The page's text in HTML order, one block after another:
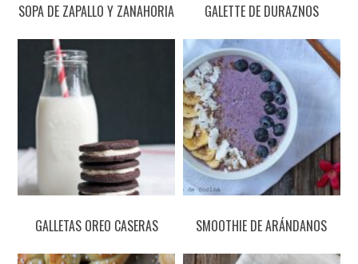
SOPA DE ZAPALLO Y ZANAHORIA GALETTE DE DURAZNOS
GALLETAS OREO CASERAS SMOOTHIE DE ARÁNDANOS